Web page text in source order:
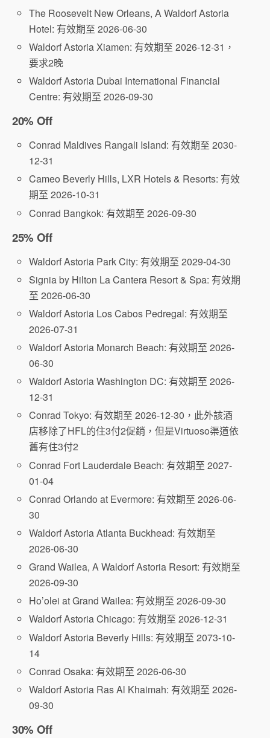
The Roosevelt New Orleans, A Waldorf Astoria
Hotel: 有效期至 2026-06-30
Waldorf Astoria Xiamen: 有效期至 2026-12-31，
要求2晚
Waldorf Astoria Dubai International Financial
Centre: 有效期至 2026-09-30
20% Off
Conrad Maldives Rangali Island: 有效期至 2030-
12-31
Cameo Beverly Hills, LXR Hotels & Resorts: 有效
期至 2026-10-31
Conrad Bangkok: 有效期至 2026-09-30
25% Off
Waldorf Astoria Park City: 有效期至 2029-04-30
Signia by Hilton La Cantera Resort & Spa: 有效期
至 2026-06-30
Waldorf Astoria Los Cabos Pedregal: 有效期至
2026-07-31
Waldorf Astoria Monarch Beach: 有效期至 2026-
06-30
Waldorf Astoria Washington DC: 有效期至 2026-
12-31
Conrad Tokyo: 有效期至 2026-12-30，此外該酒
店移除了HFL的住3付2促銷，但是Virtuoso渠道依
舊有住3付2
Conrad Fort Lauderdale Beach: 有效期至 2027-
01-04
Conrad Orlando at Evermore: 有效期至 2026-06-
30
Waldorf Astoria Atlanta Buckhead: 有效期至
2026-06-30
Grand Wailea, A Waldorf Astoria Resort: 有效期至
2026-09-30
Ho’olei at Grand Wailea: 有效期至 2026-09-30
Waldorf Astoria Chicago: 有效期至 2026-12-31
Waldorf Astoria Beverly Hills: 有效期至 2073-10-
14
Conrad Osaka: 有效期至 2026-06-30
Waldorf Astoria Ras Al Khaimah: 有效期至 2026-
09-30
30% Off